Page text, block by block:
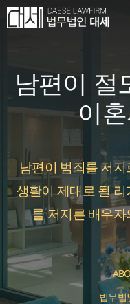
컨
건
뛰
남편이 절
이
남편이 범죄를 저
생활이 제대로 될
를 저지른 배우
법무법